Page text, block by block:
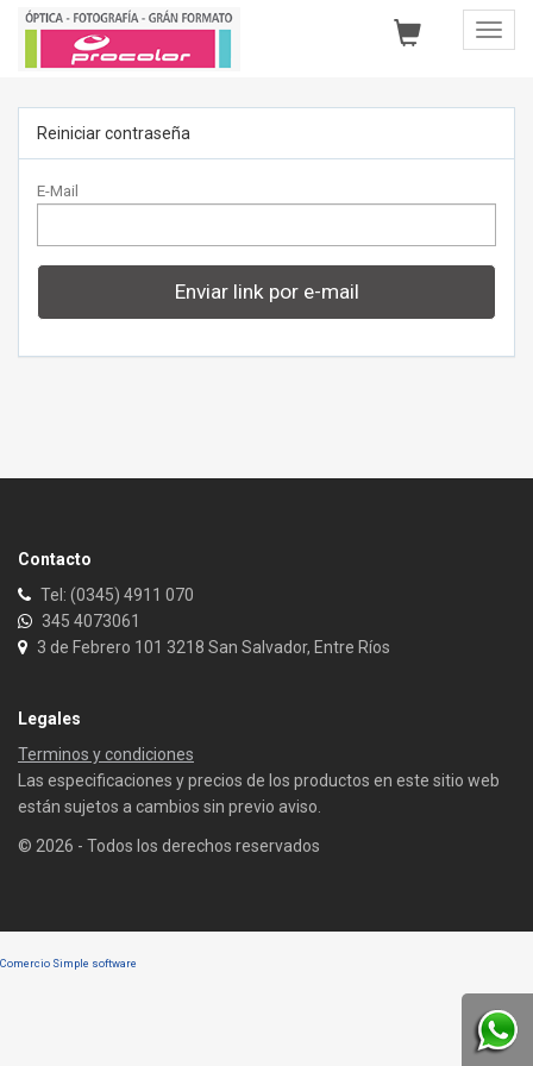
Reiniciar contraseña
E-Mail
Enviar link por e-mail
Contacto
Tel: (0345) 4911 070
345 4073061
3 de Febrero 101 3218 San Salvador, Entre Ríos
Legales
Terminos y condiciones
Las especificaciones y precios de los productos en este sitio web
están sujetos a cambios sin previo aviso.
© 2026 - Todos los derechos reservados
Comercio Simple software